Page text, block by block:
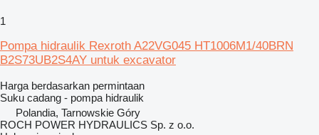
1
Pompa hidraulik Rexroth A22VG045 HT1006M1/40BRN
B2S73UB2S4AY untuk excavator
Harga berdasarkan permintaan
Suku cadang - pompa hidraulik
Polandia, Tarnowskie Góry
ROCH POWER HYDRAULICS Sp. z o.o.